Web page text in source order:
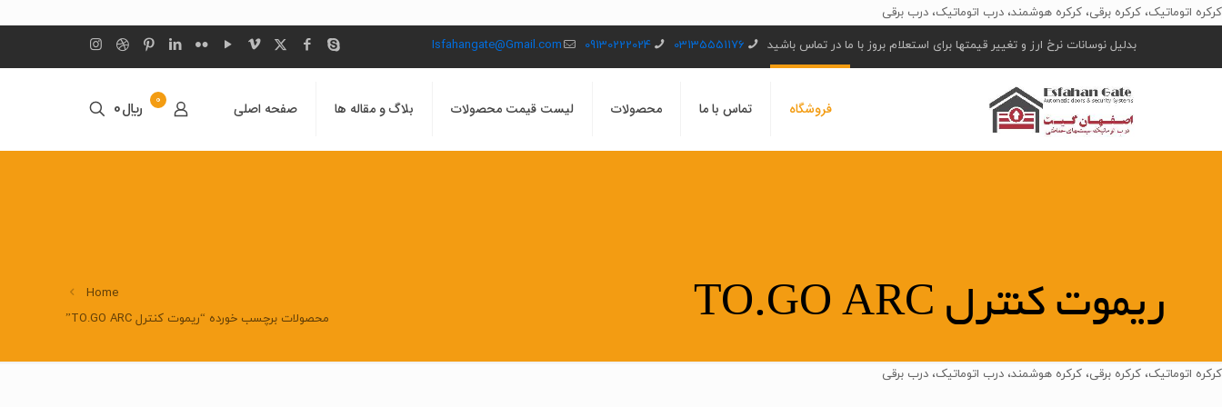
کرکره اتوماتیک، کرکره برقی، کرکره هوشمند، درب اتوماتیک، درب برقی
بدلیل نوسانات نرخ ارز و تغییر قیمتها برای استعلام بروز با ما در تماس باشید
03135551176
09130222024
Isfahangate@Gmail.com
فروشگاه تماس با ما محصولات لیست قیمت محصولات بلاگ و مقاله ها صفحه اصلی 0 ﷼0
ریموت کنترل TO.GO ARC
Home
محصولات برچسب خورده “ریموت کنترل TO.GO ARC”
کرکره اتوماتیک، کرکره برقی، کرکره هوشمند، درب اتوماتیک، درب برقی